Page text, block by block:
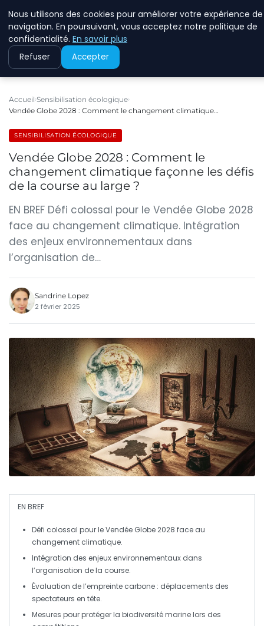
Accueil Sensibilisation écologique
Vendée Globe 2028 : Comment le changement climatique…
SENSIBILISATION ÉCOLOGIQUE
Vendée Globe 2028 : Comment le
changement climatique façonne les défis
de la course au large ?
EN BREF Défi colossal pour le Vendée Globe 2028
face au changement climatique. Intégration
des enjeux environnementaux dans
l’organisation de…
Sandrine Lopez
2 février 2025
EN BREF
Défi colossal pour le Vendée Globe 2028 face au
changement climatique.
Intégration des enjeux environnementaux dans
l’organisation de la course.
Évaluation de l’empreinte carbone : déplacements des
spectateurs en tête.
Mesures pour protéger la biodiversité marinelors des
Nous utilisons des cookies pour améliorer votre expérience de
navigation. En poursuivant, vous acceptez notre politique de
confidentialité. En savoir plus
Refuser Accepter